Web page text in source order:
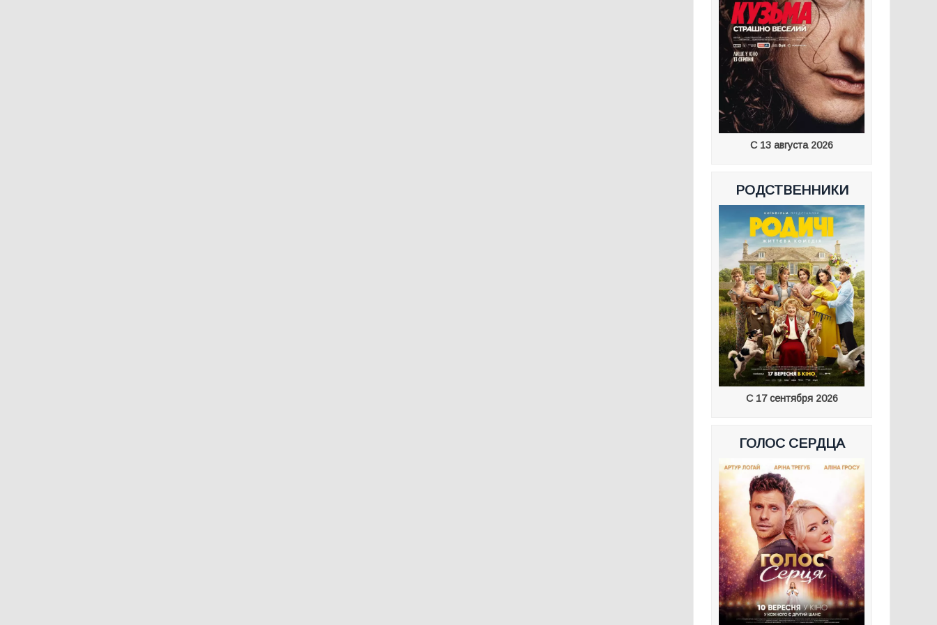
С 13 августа 2026
РОДСТВЕННИКИ
С 17 сентября 2026
ГОЛОС СЕРДЦА